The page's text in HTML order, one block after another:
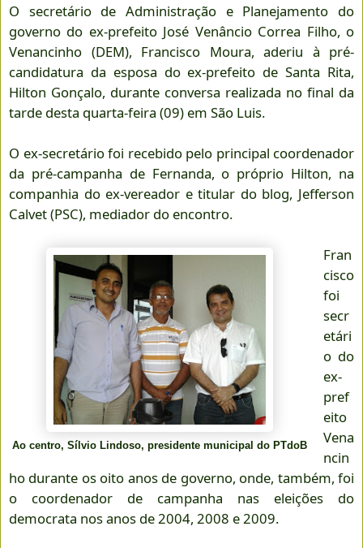
O secretário de Administração e Planejamento do
governo do ex-prefeito José Venâncio Correa Filho, o
Venancinho (DEM), Francisco Moura, aderiu à pré-
candidatura da esposa do ex-prefeito de Santa Rita,
Hilton Gonçalo, durante conversa realizada no final da
tarde desta quarta-feira (09) em São Luis.
O ex-secretário foi recebido pelo principal coordenador
da pré-campanha de Fernanda, o próprio Hilton, na
companhia do ex-vereador e titular do blog, Jefferson
Calvet (PSC), mediador do encontro.
Ao centro, Sílvio Lindoso, presidente municipal do PTdoB
Fran
cisco
foi
secr
etári
o do
ex-
pref
eito
Vena
ncin
ho durante os oito anos de governo, onde, também, foi
o coordenador de campanha nas eleições do
democrata nos anos de 2004, 2008 e 2009.